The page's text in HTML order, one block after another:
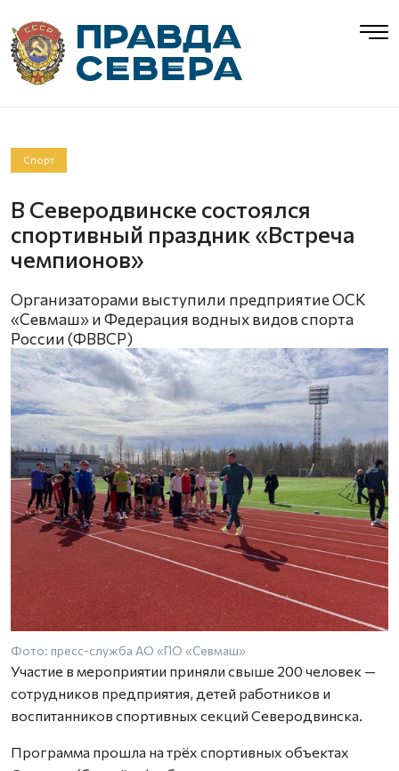
Спорт
В Северодвинске состоялся
спортивный праздник «Встреча
чемпионов»
Организаторами выступили предприятие ОСК
«Севмаш» и Федерация водных видов спорта
России (ФВВСР)
Фото: пресс-служба АО «ПО «Севмаш»
Участие в мероприятии приняли свыше 200 человек —
сотрудников предприятия, детей работников и
воспитанников спортивных секций Северодвинска.
Программа прошла на трёх спортивных объектах